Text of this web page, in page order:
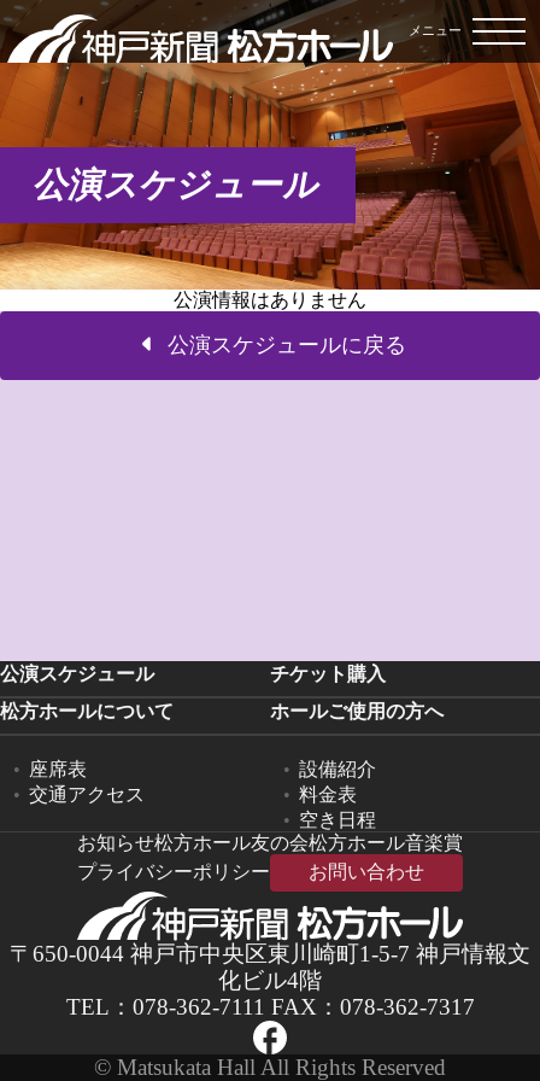
メニュー
公演スケジュール
公演情報はありません
公演スケジュールに戻る
〒650-0044 神戸市中央区東川崎町1-5-7 神戸情報文
化ビル4階
TEL： 078-362-7111 FAX：078-362-7317
公演スケジュール
チケット購入
松方ホールについて
座席表
交通アクセス
ホールご使用の方へ
設備紹介
料金表
空き日程
お知らせ松方ホール友の会松方ホール音楽賞
プライバシーポリシー
お問い合わせ
© Matsukata Hall All Rights Reserved